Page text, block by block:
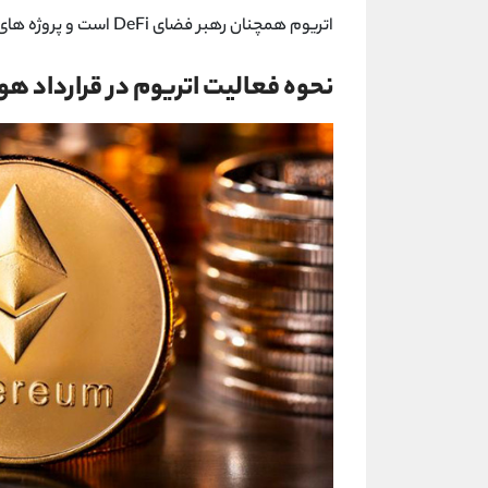
اتریوم همچنان رهبر فضای DeFi است و پروژه های عظیمی بر روی آن مستقر هستند.
نحوه فعالیت اتریوم در قرارداد